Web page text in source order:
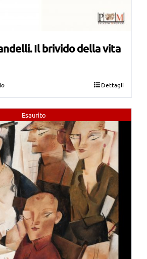
Il brivido della vita
Dettagli
Esaurito